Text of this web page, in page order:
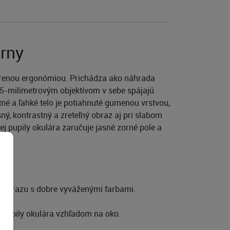
ergonómiou. Prichádza ako náhrada
milimetrovým objektívom v sebe spájajú
a ľahké telo je potiahnuté gumenou vrstvou,
kontrastný a zreteľný obraz aj pri slabom
pupily okulára zaručuje jasné zorné pole a
s dobre vyváženými farbami.
okulára vzhľadom na oko.